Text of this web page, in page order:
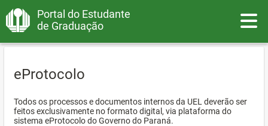
Portal do Estudante
de Graduação
eProtocolo
Todos os processos e documentos internos da UEL deverão ser
feitos exclusivamente no formato digital, via plataforma do
sistema eProtocolo do Governo do Paraná.